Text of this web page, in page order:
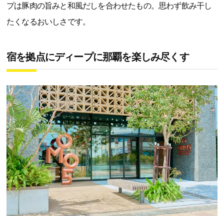
プは豚肉の旨みと和風だしを合わせたもの。思わず飲み干し
たくなるおいしさです。
宿を拠点にディープに那覇を楽しみ尽くす